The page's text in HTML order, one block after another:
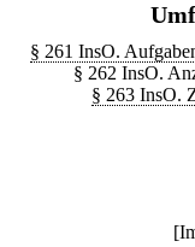
§ 261 InsO.
§ 262 InsO.
§ 263 InsO.
[